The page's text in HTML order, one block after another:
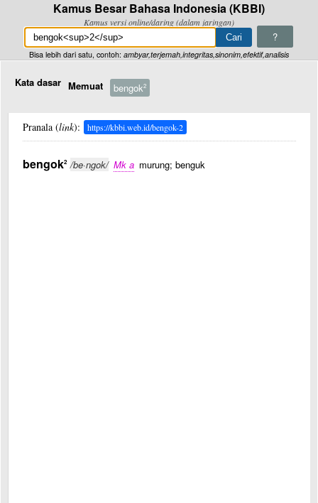
Kamus Besar Bahasa Indonesia (KBBI)
Kamus versi online/daring (dalam jaringan)
?
Bisa lebih dari satu, contoh: ambyar,terjemah,integritas,sinonim,efektif,analisis
Kata dasar Memuat bengok2
Pranala (link): https://kbbi.web.id/bengok-2
bengok2 /be·ngok/ Mk a murung; benguk